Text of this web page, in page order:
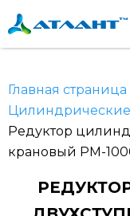
Главная страница
Цилиндрические
Редуктор
крановый РМ-